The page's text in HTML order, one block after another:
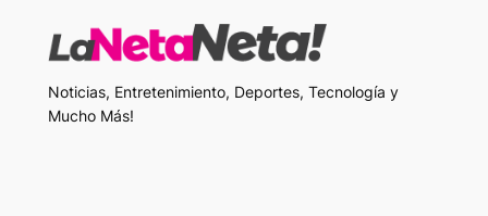
Noticias, Entretenimiento, Deportes, Tecnología y
Mucho Más!